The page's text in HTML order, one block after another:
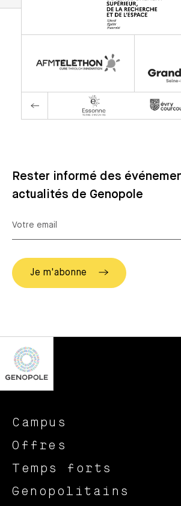
Rester informé des
actualités de Genopole
Campus
Offres
Temps forts
Genopolitains